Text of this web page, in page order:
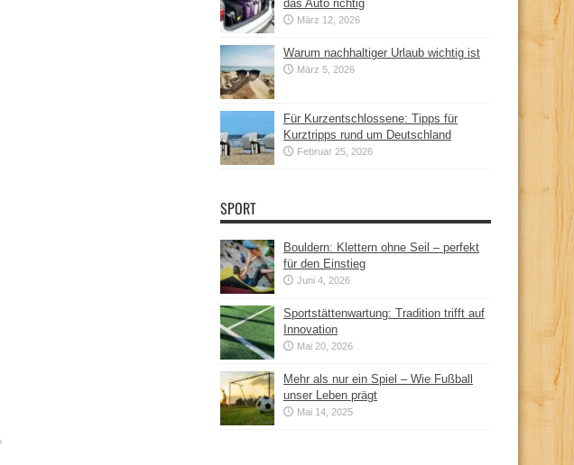
das Auto richtig
März 12, 2026
Warum nachhaltiger Urlaub wichtig ist
März 5, 2026
Für Kurzentschlossene: Tipps für
Kurztripps rund um Deutschland
Februar 25, 2026
SPORT
Bouldern: Klettern ohne Seil – perfekt
für den Einstieg
Juni 4, 2026
Sportstättenwartung: Tradition trifft auf
Innovation
Mai 20, 2026
Mehr als nur ein Spiel – Wie Fußball
unser Leben prägt
Mai 14, 2025